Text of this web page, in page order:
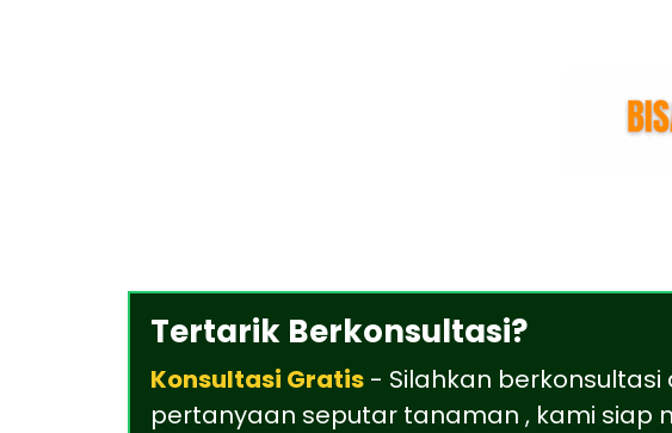
Tertarik Berkonsultasi?
Konsultasi Gratis - Silahkan berkonsultasi
pertanyaan seputar tanaman , kami siap